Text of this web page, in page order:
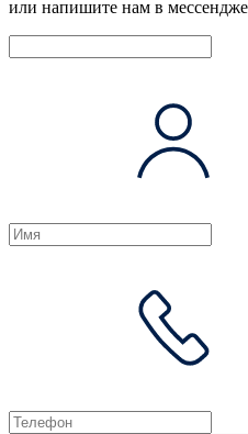
или напишите нам в